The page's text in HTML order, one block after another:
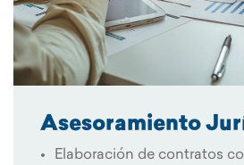
Asesoramiento
Elaboración de contratos